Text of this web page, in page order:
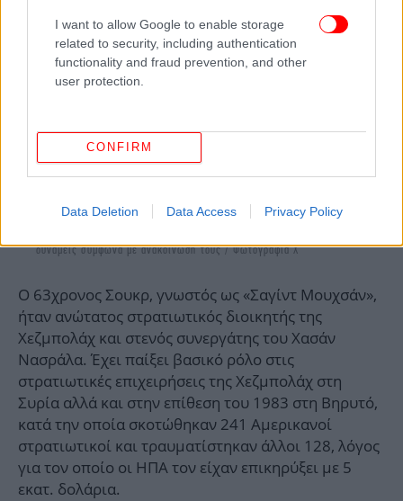
I want to allow Google to enable storage
related to security, including authentication
functionality and fraud prevention, and other
user protection.
CONFIRM
Data Deletion Data Access Privacy Policy
Ο αρχηγός του επιχειρησιακού τομέα της Χεζμπολάχ, Μουχσίν Σουκρ,
δυνάμεις σύμφωνα με ανακοίνωσή τους / Φωτογραφία X
Ο 63χρονος Σουκρ, γνωστός ως «Σαγίντ Μουχσάν»,
ήταν ανώτατος στρατιωτικός διοικητής της
Χεζμπολάχ και στενός συνεργάτης του Χασάν
Νασράλα. Έχει παίξει βασικό ρόλο στις
στρατιωτικές επιχειρήσεις της Χεζμπολάχ στη
Συρία αλλά και στην επίθεση του 1983 στη Βηρυτό,
κατά την οποία σκοτώθηκαν 241 Αμερικανοί
στρατιωτικοί και τραυματίστηκαν άλλοι 128, λόγος
για τον οποίο οι ΗΠΑ τον είχαν επικηρύξει με 5
εκατ. δολάρια.